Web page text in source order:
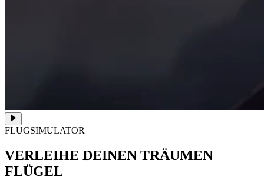
FLUGSIMULATOR
VERLEIHE DEINEN TRÄUMEN
FLÜGEL